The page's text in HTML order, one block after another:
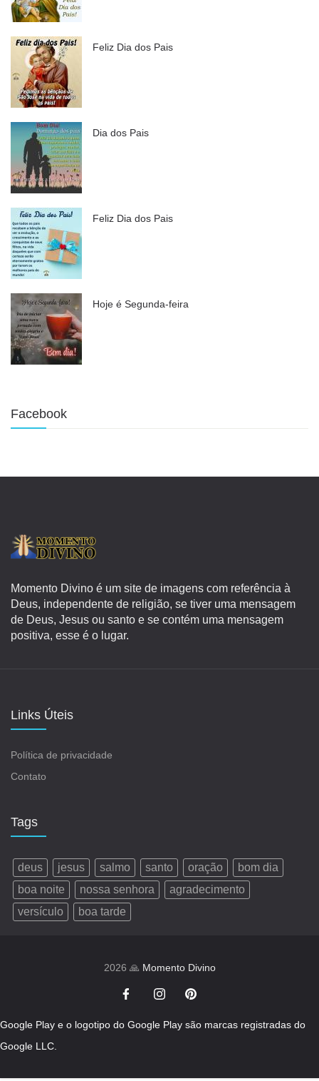
Feliz Dia dos Pais
Dia dos Pais
Feliz Dia dos Pais
Hoje é Segunda-feira
Facebook
Momento Divino é um site de imagens com referência à
Deus, independente de religião, se tiver uma mensagem
de Deus, Jesus ou santo e se contém uma mensagem
positiva, esse é o lugar.
Links Úteis
Política de privacidade
Contato
Tags
deus jesus salmo santo oração
bom dia
boa noite
nossa senhora
agradecimento
versículo
boa tarde
2026 🙏 Momento Divino
Google Play e o logotipo do Google Play são marcas registradas do
Google LLC.